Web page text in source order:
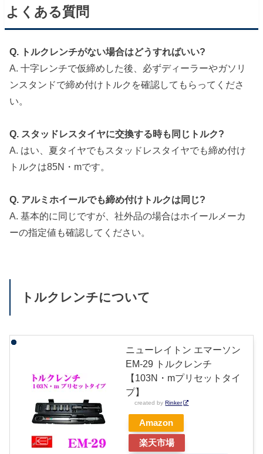
よくある質問
Q. トルクレンチがない場合はどうすればいい?
A. 十字レンチで仮締めした後、必ずディーラーやガソリ
ンスタンドで締め付けトルクを確認してもらってくださ
い。
Q. スタッドレスタイヤに交換する時も同じトルク?
A. はい、夏タイヤでもスタッドレスタイヤでも締め付け
トルクは85N・mです。
Q. アルミホイールでも締め付けトルクは同じ?
A. 基本的に同じですが、社外品の場合はホイールメーカ
ーの指定値も確認してください。
トルクレンチについて
ニューレイトン エマーソン
EM-29 トルクレンチ
【103N・mプリセットタイ
プ】
created byRinker
Amazon
楽天市場